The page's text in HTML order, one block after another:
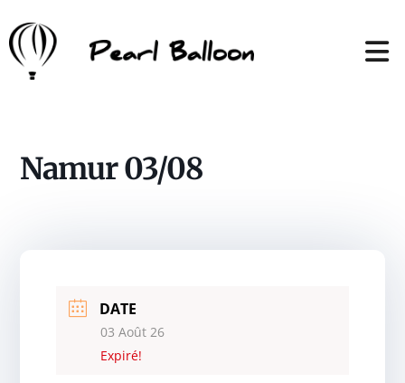
Namur 03/08
DATE
03 Août 26
Expiré!